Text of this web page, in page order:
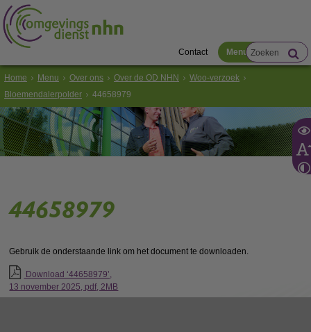
Contact Menu
Home Menu Over ons Over de OD NHN
Woo-verzoek
Bloemendalerpolder
44658979
44658979
Gebruik de onderstaande link om het document te downloaden.
Download ‘44658979’,
13 november 2025, pdf, 2MB